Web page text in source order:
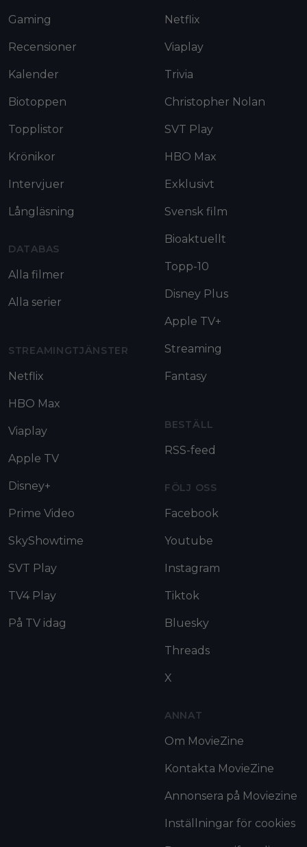
Gaming
Recensioner
Kalender
Biotoppen
Topplistor
Krönikor
Intervjuer
Långläsning
DATABAS
Alla filmer
Alla serier
STREAMINGTJÄNSTER
Netflix
HBO Max
Viaplay
Apple TV
Disney+
Prime Video
SkyShowtime
SVT Play
TV4 Play
På TV idag
Netflix
Viaplay
Trivia
Christopher Nolan
SVT Play
HBO Max
Exklusivt
Svensk film
Bioaktuellt
Topp-10
Disney Plus
Apple TV+
Streaming
Fantasy
BESTÄLL
RSS-feed
FÖLJ OSS
Facebook
Youtube
Instagram
Tiktok
Bluesky
Threads
X
ANNAT
Om MovieZine
Kontakta MovieZine
Annonsera på Moviezine
Inställningar för cookies